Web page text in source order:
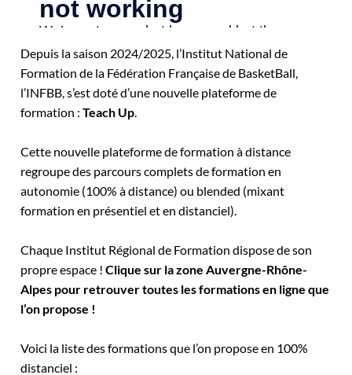
Depuis la saison 2024/2025, l’Institut National de
Formation de la Fédération Française de BasketBall,
l’INFBB, s’est doté d’une nouvelle plateforme de
formation : Teach Up.
Cette nouvelle plateforme de formation à distance
regroupe des parcours complets de formation en
autonomie (100% à distance) ou blended (mixant
formation en présentiel et en distanciel).
Chaque Institut Régional de Formation dispose de son
propre espace ! Clique sur la zone Auvergne-Rhône-
Alpes pour retrouver toutes les formations en ligne que
l’on propose !
Voici la liste des formations que l’on propose en 100%
distanciel :